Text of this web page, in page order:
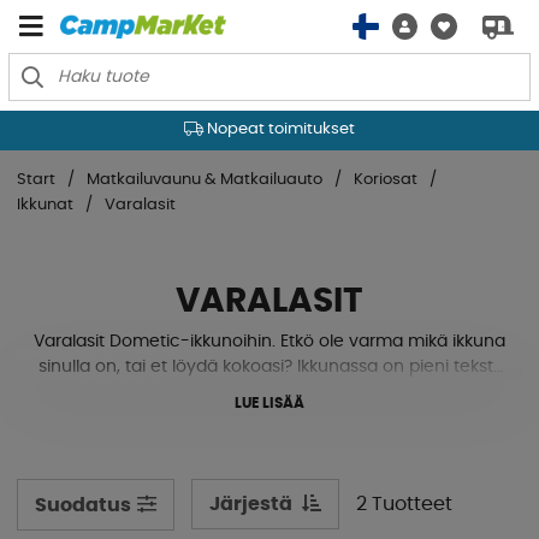
Nopeat toimitukset
Start Matkailuvaunu & Matkailuauto
Koriosat
Ikkunat
Varalasit
VARALASIT
Varalasit Dometic-ikkunoihin. Etkö ole varma mikä ikkuna
sinulla on, tai et löydä kokoasi? Ikkunassa on pieni teksti,
joka kuvaa ikkunan mallia, merkkiä ja kokoa. Ota kuva
LUE LISÄÄ
Suodatus Järjestä 2 Tuotteet